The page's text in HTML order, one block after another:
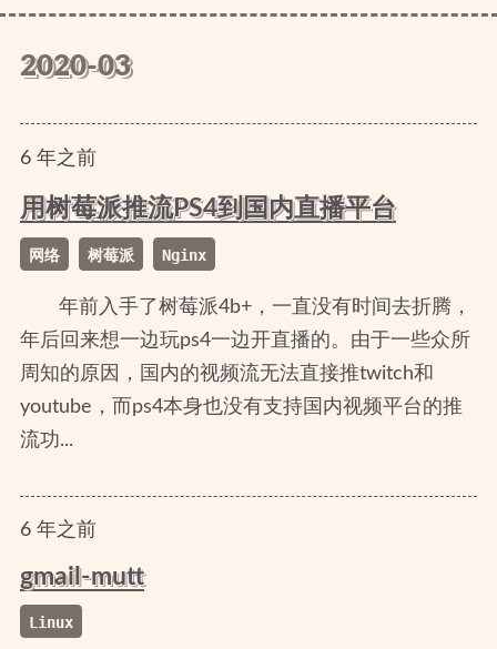
2020-03
6年之前
用树莓派推流PS4到国内直播平台
网络 树莓派 Nginx
年前入手了树莓派4b+，一直没有时间去折腾，
年后回来想一边玩ps4一边开直播的。由于一些众所
周知的原因，国内的视频流无法直接推twitch和
youtube，而ps4本身也没有支持国内视频平台的推
流功...
6年之前
gmail-mutt
Linux